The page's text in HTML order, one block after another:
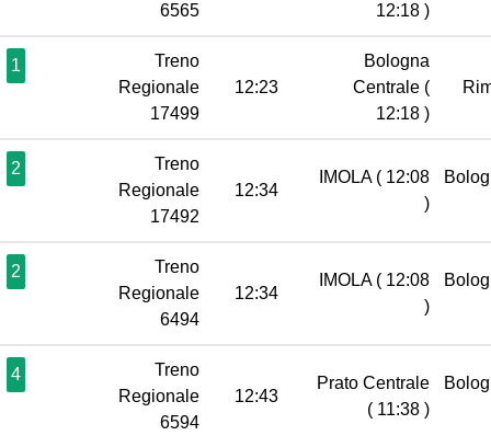
6565
12:18 )
1
Treno
Regionale
17499
12:23
Bologna
Centrale (
12:18 )
2
Treno
Regionale
17492
12:34
IMOLA ( 12:08
)
2
Treno
Regionale
6494
12:34
IMOLA ( 12:08
)
4
Treno
Regionale
6594
12:43
Prato Centrale
( 11:38 )